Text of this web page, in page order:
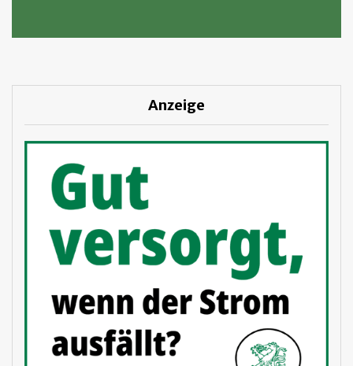
Anzeige